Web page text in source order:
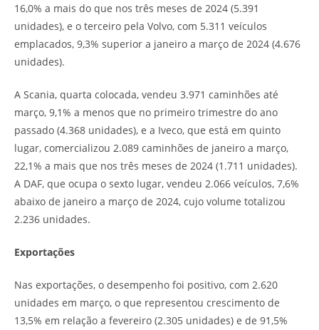
16,0% a mais do que nos três meses de 2024 (5.391
unidades), e o terceiro pela Volvo, com 5.311 veículos
emplacados, 9,3% superior a janeiro a março de 2024 (4.676
unidades).
A Scania, quarta colocada, vendeu 3.971 caminhões até
março, 9,1% a menos que no primeiro trimestre do ano
passado (4.368 unidades), e a Iveco, que está em quinto
lugar, comercializou 2.089 caminhões de janeiro a março,
22,1% a mais que nos três meses de 2024 (1.711 unidades).
A DAF, que ocupa o sexto lugar, vendeu 2.066 veículos, 7,6%
abaixo de janeiro a março de 2024, cujo volume totalizou
2.236 unidades.
Exportações
Nas exportações, o desempenho foi positivo, com 2.620
unidades em março, o que representou crescimento de
13,5% em relação a fevereiro (2.305 unidades) e de 91,5%